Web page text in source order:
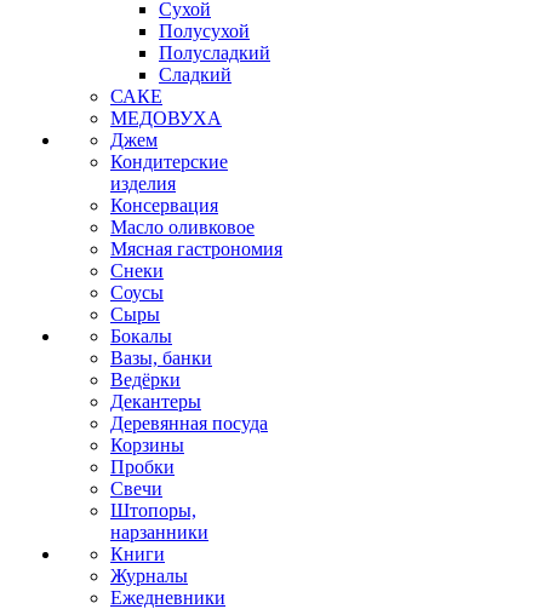
Сухой
Полусухой
Полусладкий
Сладкий
САКЕ
МЕДОВУХА
Джем
Кондитерские
изделия
Консервация
Масло оливковое
Мясная гастрономия
Снеки
Соусы
Сыры
Бокалы
Вазы, банки
Ведёрки
Декантеры
Деревянная посуда
Корзины
Пробки
Свечи
Штопоры,
нарзанники
Книги
Журналы
Ежедневники